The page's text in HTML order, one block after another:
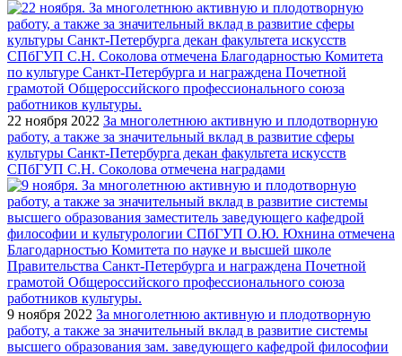
22 ноября 2022 За многолетнюю активную и плодотворную
работу, а также за значительный вклад в развитие сферы
культуры Санкт-Петербурга декан факультета искусств
СПбГУП С.Н. Соколова отмечена наградами
9 ноября 2022 За многолетнюю активную и плодотворную
работу, а также за значительный вклад в развитие системы
высшего образования зам. заведующего кафедрой философии